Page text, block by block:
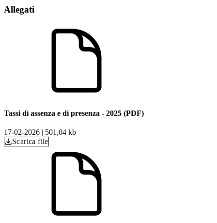
Allegati
Tassi di assenza e di presenza - 2025 (PDF)
17-02-2026 | 501,04 kb
Scarica file